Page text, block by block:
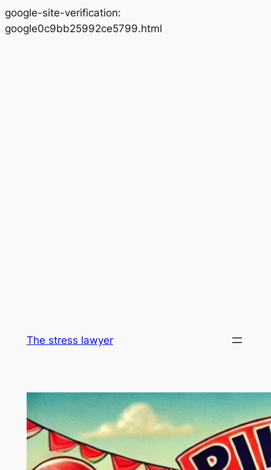
google-site-verification:
google0c9bb25992ce5799.html
The stress lawyer